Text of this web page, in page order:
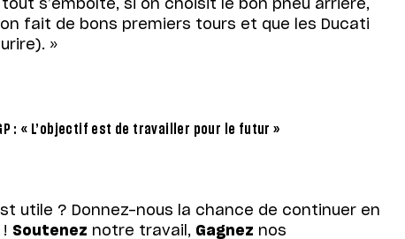
tout s’emboîte, si on choisit le bon pneu arrière,
fait de bons premiers tours et que les Ducati
»
: « L’objectif est de travailler pour le futur »
utile ? Donnez-nous la chance de continuer en
Soutenez notre travail, Gagnez nos